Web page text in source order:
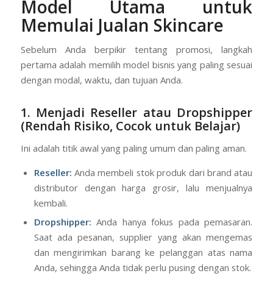
Model Utama untuk
Memulai Jualan Skincare
Sebelum Anda berpikir tentang promosi, langkah
pertama adalah memilih model bisnis yang paling sesuai
dengan modal, waktu, dan tujuan Anda.
1. Menjadi Reseller atau Dropshipper
(Rendah Risiko, Cocok untuk Belajar)
Ini adalah titik awal yang paling umum dan paling aman.
Reseller: Anda membeli stok produk dari brand atau
distributor dengan harga grosir, lalu menjualnya
kembali.
Dropshipper: Anda hanya fokus pada pemasaran.
Saat ada pesanan, supplier yang akan mengemas
dan mengirimkan barang ke pelanggan atas nama
Anda, sehingga Anda tidak perlu pusing dengan stok.